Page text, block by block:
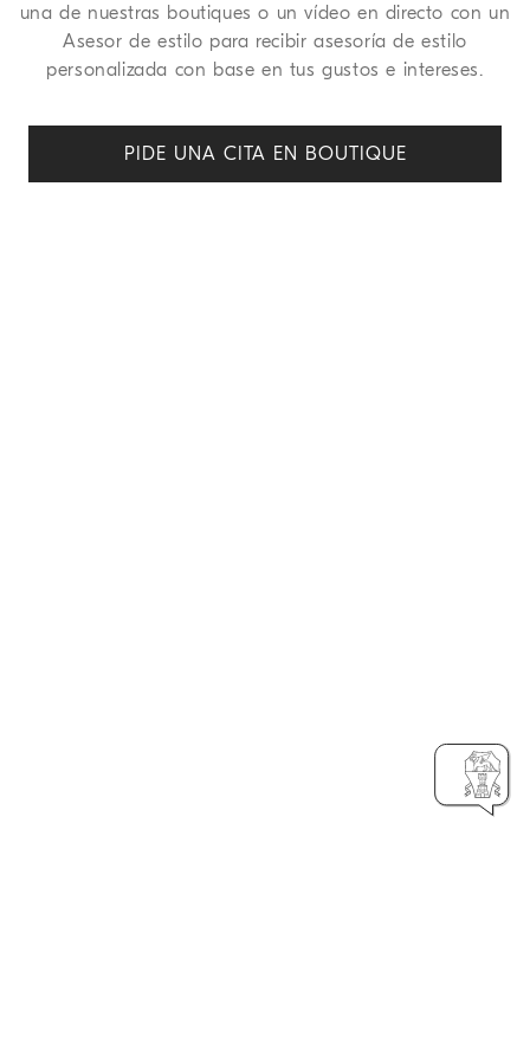
una de nuestras boutiques o un vídeo en directo con un
Asesor de estilo para recibir asesoría de estilo
personalizada con base en tus gustos e intereses.
PIDE UNA CITA EN BOUTIQUE